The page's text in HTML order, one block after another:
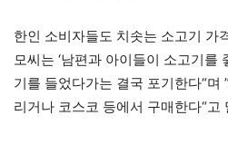
한인 소비자들도 치솟는 소고기 가
모씨는 ‘남편과 아이들이 소고기를
기를 들었다가는 결국 포기한다“며
리거나 코스코 등에서 구매한다“고